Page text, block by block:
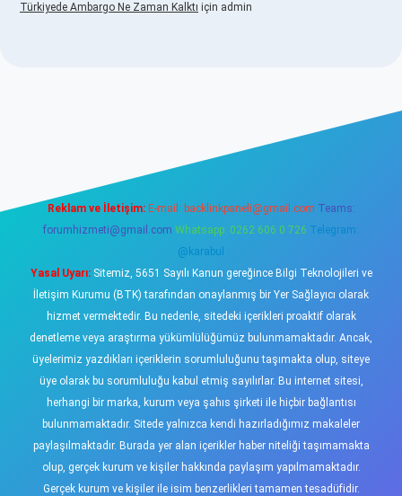
Türkiyede Ambargo Ne Zaman Kalktı için admin
Reklam ve İletişim: E-mail: backlinkpaneli@gmail.com Teams:
forumhizmeti@gmail.com Whatsapp: 0262 606 0 726 Telegram:
@karabul
Yasal Uyarı:Sitemiz, 5651 Sayılı Kanun gereğince Bilgi Teknolojileri ve
İletişim Kurumu (BTK) tarafından onaylanmış bir Yer Sağlayıcı olarak
hizmet vermektedir. Bu nedenle, sitedeki içerikleri proaktif olarak
denetleme veya araştırma yükümlülüğümüz bulunmamaktadır. Ancak,
üyelerimiz yazdıkları içeriklerin sorumluluğunu taşımakta olup, siteye
üye olarak bu sorumluluğu kabul etmiş sayılırlar. Bu internet sitesi,
herhangi bir marka, kurum veya şahıs şirketi ile hiçbir bağlantısı
bulunmamaktadır. Sitede yalnızca kendi hazırladığımız makaleler
paylaşılmaktadır. Burada yer alan içerikler haber niteliği taşımamakta
olup, gerçek kurum ve kişiler hakkında paylaşım yapılmamaktadır.
Gerçek kurum ve kişiler ile isim benzerlikleri tamamen tesadüfidir.